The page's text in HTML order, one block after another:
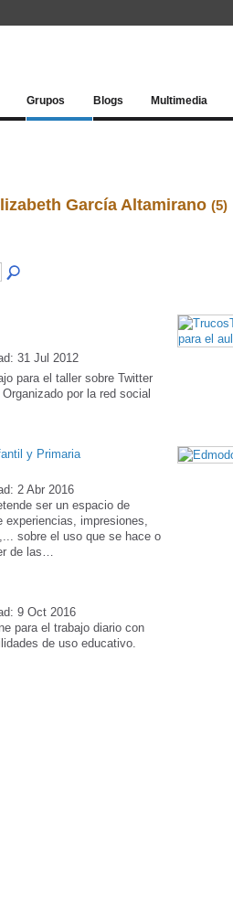
Grupos Blogs Multimedia
García Altamirano (5)
31 Jul 2012
para el taller sobre Twitter
por la red social
y Primaria
2 Abr 2016
ser un espacio de
experiencias, impresiones,
sobre el uso que se hace o
de las…
9 Oct 2016
para el trabajo diario con
de uso educativo.